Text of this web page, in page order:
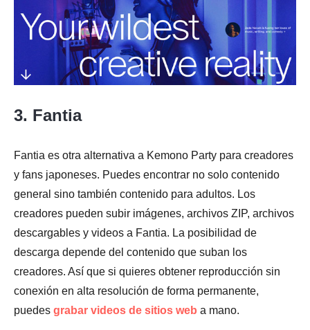
3. Fantia
Fantia es otra alternativa a Kemono Party para creadores
y fans japoneses. Puedes encontrar no solo contenido
general sino también contenido para adultos. Los
creadores pueden subir imágenes, archivos ZIP, archivos
descargables y videos a Fantia. La posibilidad de
descarga depende del contenido que suban los
creadores. Así que si quieres obtener reproducción sin
conexión en alta resolución de forma permanente,
puedes grabar videos de sitios web a mano.